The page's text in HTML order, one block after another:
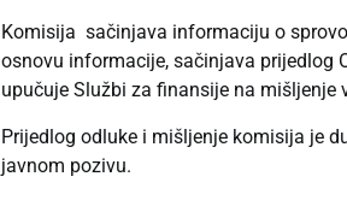
Komisija sačinjava informaciju o
osnovu informacije, sačinjava prijedlog
upučuje Službi za finansije na mišljenje
Prijedlog odluke i mišljenje komisija je
javnom pozivu.